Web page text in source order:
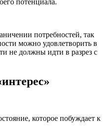
потенциала.
потребностей, так
можно удовлетворить в
не должны идти в разрез с
которое побуждает к